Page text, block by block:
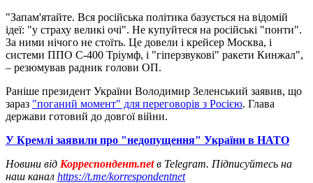
"Запам'ятайте. Вся російська політика базується на відомій
ідеї: "у страху великі очі". Не купуйтеся на російські "понти".
За ними нічого не стоїть. Це довели і крейсер Москва, і
системи ППО С-400 Тріумф, і "гіперзвукові" ракети Кинжал",
– резюмував радник голови ОП.
Раніше президент України Володимир Зеленський заявив, що
зараз "поганий момент" для переговорів з Росією. Глава
держави готовий до довгої війни.
У Кремлі заявили про "недопущення" України в НАТО
Новини від Корреспондент.netв Telegram. Підписуйтесь на
наш канал https://t.me/korrespondentnet